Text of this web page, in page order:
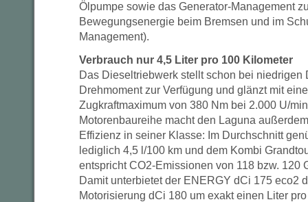
Ölpumpe sowie das Generator-Management
Bewegungsenergie beim Bremsen und im
Management).
Verbrauch nur 4,5 Liter pro 100 Kilometer
Das Dieseltriebwerk stellt schon bei niedrigen
Drehmoment zur Verfügung und glänzt mit
Zugkraftmaximum von 380 Nm bei 2.000 U/
Motorenbaureihe macht den Laguna
Effizienz in seiner Klasse: Im Durchschnitt
lediglich 4,5 l/100 km und dem Kombi
entspricht CO2-Emissionen von 118 bzw. 120
Damit unterbietet der ENERGY dCi 175 eco2
Motorisierung dCi 180 um exakt einen Liter